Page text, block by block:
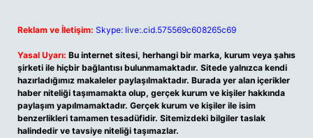
Reklam ve İletişim: Skype: live:.cid.575569c608265c69
Yasal Uyarı: Bu internet sitesi, herhangi bir marka, kurum veya şahıs
şirketi ile hiçbir bağlantısı bulunmamaktadır. Sitede yalnızca kendi
hazırladığımız makaleler paylaşılmaktadır. Burada yer alan içerikler
haber niteliği taşımamakta olup, gerçek kurum ve kişiler hakkında
paylaşım yapılmamaktadır. Gerçek kurum ve kişiler ile isim
benzerlikleri tamamen tesadüfidir. Sitemizdeki bilgiler taslak
halindedir ve tavsiye niteliği taşımazlar.